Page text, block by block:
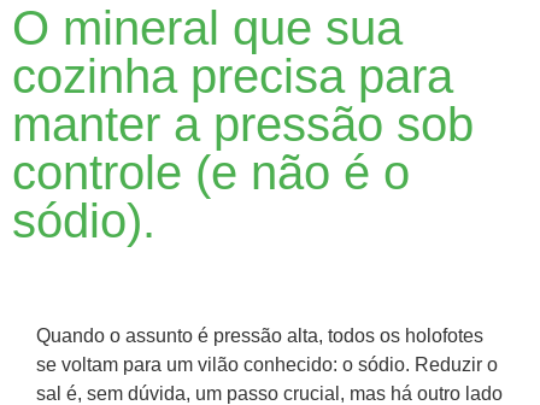
O mineral que sua
cozinha precisa para
manter a pressão sob
controle (e não é o
sódio).
Quando o assunto é pressão alta, todos os holofotes
se voltam para um vilão conhecido: o sódio. Reduzir o
sal é, sem dúvida, um passo crucial, mas há outro lado